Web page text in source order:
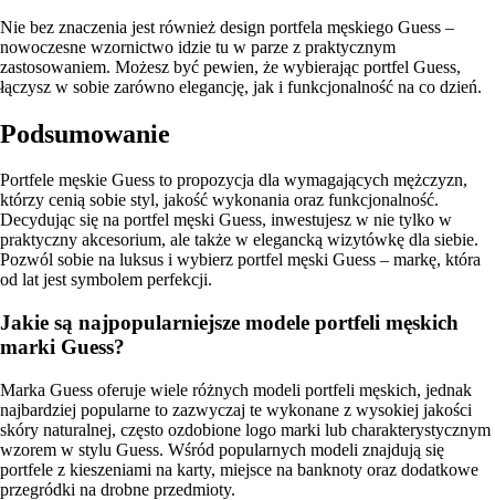
Nie bez znaczenia jest również design portfela męskiego Guess –
nowoczesne wzornictwo idzie tu w parze z praktycznym
zastosowaniem. Możesz być pewien, że wybierając portfel Guess,
łączysz w sobie zarówno elegancję, jak i funkcjonalność na co dzień.
Podsumowanie
Portfele męskie Guess to propozycja dla wymagających mężczyzn,
którzy cenią sobie styl, jakość wykonania oraz funkcjonalność.
Decydując się na portfel męski Guess, inwestujesz w nie tylko w
praktyczny akcesorium, ale także w elegancką wizytówkę dla siebie.
Pozwól sobie na luksus i wybierz portfel męski Guess – markę, która
od lat jest symbolem perfekcji.
Jakie są najpopularniejsze modele portfeli męskich
marki Guess?
Marka Guess oferuje wiele różnych modeli portfeli męskich, jednak
najbardziej popularne to zazwyczaj te wykonane z wysokiej jakości
skóry naturalnej, często ozdobione logo marki lub charakterystycznym
wzorem w stylu Guess. Wśród popularnych modeli znajdują się
portfele z kieszeniami na karty, miejsce na banknoty oraz dodatkowe
przegródki na drobne przedmioty.